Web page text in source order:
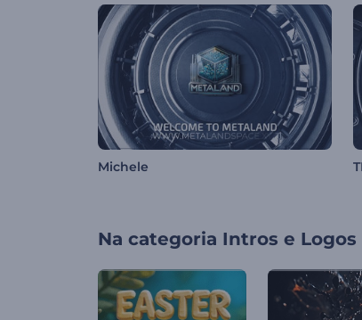
Michele
Na categoria Intros e Logos